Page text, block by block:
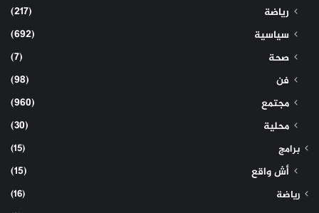
رياضة
(217)
سياسية
(692)
صحة
(7)
فن
(98)
مجتمع
(960)
محلية
(30)
برامج (15)
أش واقع (15)
رياضة
(16)